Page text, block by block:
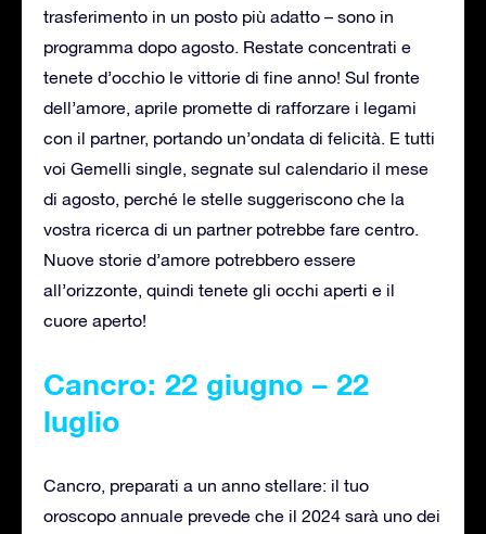
trasferimento in un posto più adatto – sono in
programma dopo agosto. Restate concentrati e
tenete d’occhio le vittorie di fine anno! Sul fronte
dell’amore, aprile promette di rafforzare i legami
con il partner, portando un’ondata di felicità. E tutti
voi Gemelli single, segnate sul calendario il mese
di agosto, perché le stelle suggeriscono che la
vostra ricerca di un partner potrebbe fare centro.
Nuove storie d’amore potrebbero essere
all’orizzonte, quindi tenete gli occhi aperti e il
cuore aperto!
Cancro: 22 giugno – 22
luglio
Cancro, preparati a un anno stellare: il tuo
oroscopo annuale prevede che il 2024 sarà uno dei